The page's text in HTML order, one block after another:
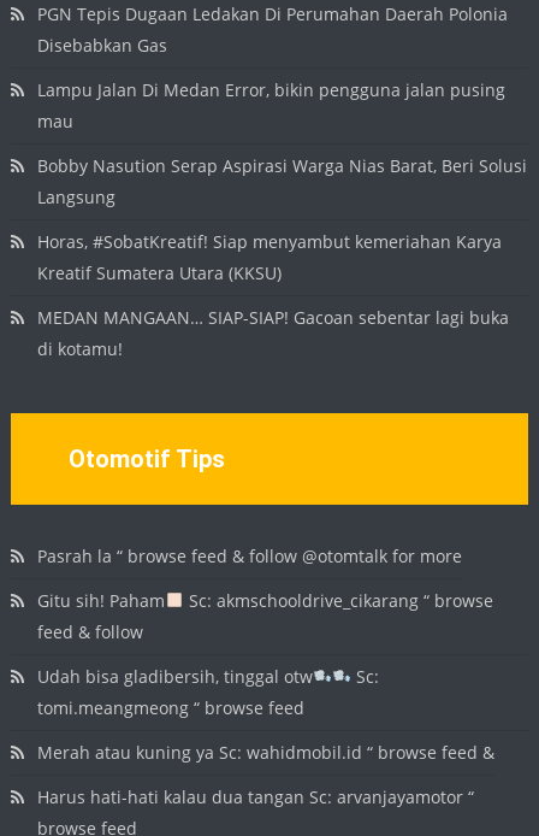
PGN Tepis Dugaan Ledakan Di Perumahan Daerah Polonia
Disebabkan Gas
Lampu Jalan Di Medan Error, bikin pengguna jalan pusing
mau
Bobby Nasution Serap Aspirasi Warga Nias Barat, Beri Solusi
Langsung
Horas, #SobatKreatif! Siap menyambut kemeriahan Karya
Kreatif Sumatera Utara (KKSU)
MEDAN MANGAAN… SIAP-SIAP! Gacoan sebentar lagi buka
di kotamu!
Otomotif Tips
Pasrah la “ browse feed & follow @otomtalk for more
Gitu sih! Paham
Sc: akmschooldrive_cikarang “ browse
feed & follow
Udah bisa gladibersih, tinggal otw
Sc:
tomi.meangmeong “ browse feed
Merah atau kuning ya Sc: wahidmobil.id “ browse feed &
Harus hati-hati kalau dua tangan Sc: arvanjayamotor “
browse feed